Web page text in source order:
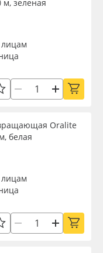
м, зеленая
Oralite
белая